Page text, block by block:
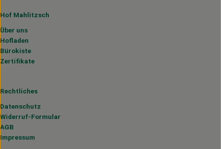
Hof Mahlitzsch
Über uns
Hofladen
Bürokiste
Zertifikate
Rechtliches
Datenschutz
Widerruf-Formular
AGB
Impressum